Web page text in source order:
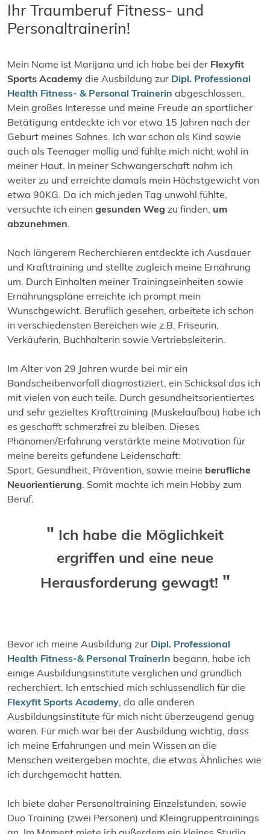
Ihr Traumberuf Fitness- und
Personaltrainerin!
Mein Name ist Marijana und ich habe bei der Flexyfit
Sports Academy die Ausbildung zur Dipl. Professional
Health Fitness- & Personal Trainerin abgeschlossen.
Mein großes Interesse und meine Freude an sportlicher
Betätigung entdeckte ich vor etwa 15 Jahren nach der
Geburt meines Sohnes. Ich war schon als Kind sowie
auch als Teenager mollig und fühlte mich nicht wohl in
meiner Haut. In meiner Schwangerschaft nahm ich
weiter zu und erreichte damals mein Höchstgewicht von
etwa 90KG. Da ich mich jeden Tag unwohl fühlte,
versuchte ich einen gesunden Weg zu finden, um
abzunehmen.
Nach längerem Recherchieren entdeckte ich Ausdauer
und Krafttraining und stellte zugleich meine Ernährung
um. Durch Einhalten meiner Trainingseinheiten sowie
Ernährungspläne erreichte ich prompt mein
Wunschgewicht. Beruflich gesehen, arbeitete ich schon
in verschiedensten Bereichen wie z.B. Friseurin,
Verkäuferin, Buchhalterin sowie Vertriebsleiterin.
Im Alter von 29 Jahren wurde bei mir ein
Bandscheibenvorfall diagnostiziert, ein Schicksal das ich
mit vielen von euch teile. Durch gesundheitsorientiertes
und sehr gezieltes Krafttraining (Muskelaufbau) habe ich
es geschafft schmerzfrei zu bleiben. Dieses
Phänomen/Erfahrung verstärkte meine Motivation für
meine bereits gefundene Leidenschaft:
Sport, Gesundheit, Prävention, sowie meine berufliche
Neuorientierung. Somit machte ich mein Hobby zum
Beruf.
Ich habe die Möglichkeit
ergriffen und eine neue
Herausforderung gewagt!
Bevor ich meine Ausbildung zur Dipl. Professional
Health Fitness-& Personal TrainerIn begann, habe ich
einige Ausbildungsinstitute verglichen und gründlich
recherchiert. Ich entschied mich schlussendlich für die
Flexyfit Sports Academy, da alle anderen
Ausbildungsinstitute für mich nicht überzeugend genug
waren. Für mich war bei der Ausbildung wichtig, dass
ich meine Erfahrungen und mein Wissen an die
Menschen weitergeben möchte, die etwas Ähnliches wie
ich durchgemacht hatten.
Ich biete daher Personaltraining Einzelstunden, sowie
Duo Training (zwei Personen) und Kleingruppentrainings